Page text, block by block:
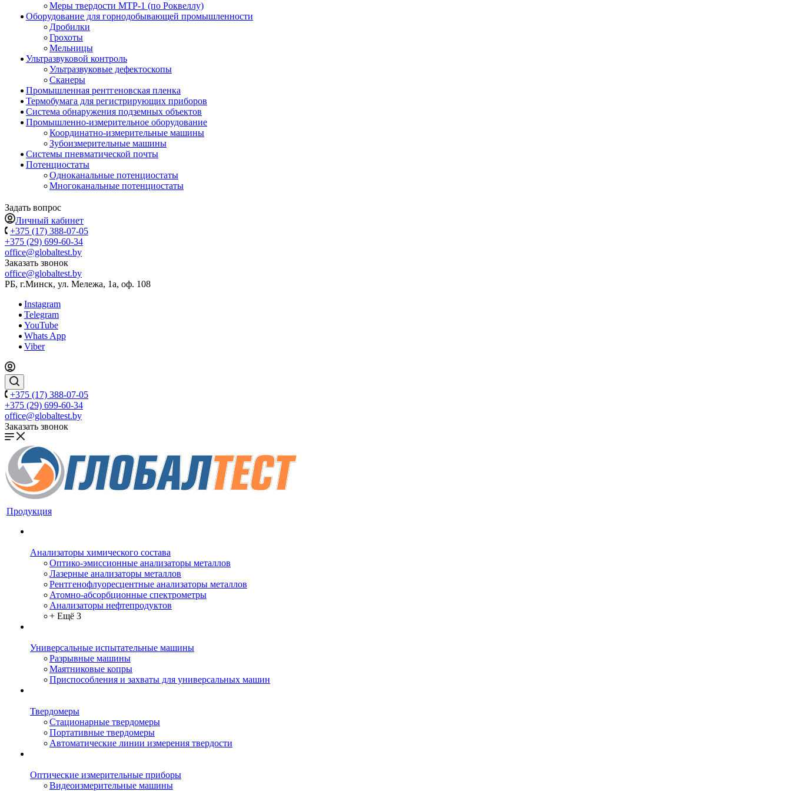
Меры твердости МТР-1 (по Роквеллу)
Оборудование для горнодобывающей промышленности
Дробилки
Грохоты
Мельницы
Ультразвуковой контроль
Ультразвуковые дефектоскопы
Сканеры
Промышленная рентгеновская пленка
Термобумага для регистрирующих приборов
Система обнаружения подземных объектов
Промышленно-измерительное оборудование
Координатно-измерительные машины
Зубоизмерительные машины
Системы пневматической почты
Потенциостаты
Одноканальные потенциостаты
Многоканальные потенциостаты
Задать вопрос
Личный кабинет
+375 (17) 388-07-05
+375 (29) 699-60-34
office@globaltest.by
Заказать звонок
office@globaltest.by
РБ, г.Минск, ул. Мележа, 1а, оф. 108
Instagram
Telegram
YouTube
Whats App
Viber
+375 (17) 388-07-05
+375 (29) 699-60-34
office@globaltest.by
Заказать звонок
Продукция
Анализаторы химического состава
Оптико-эмиссионные анализаторы металлов
Лазерные анализаторы металлов
Рентгенофлуоресцентные анализаторы металлов
Атомно-абсорбционные спектрометры
Анализаторы нефтепродуктов
+ Ещё 3
Универсальные испытательные машины
Разрывные машины
Маятниковые копры
Приспособления и захваты для универсальных машин
Твердомеры
Стационарные твердомеры
Портативные твердомеры
Автоматические линии измерения твердости
Оптические измерительные приборы
Видеоизмерительные машины